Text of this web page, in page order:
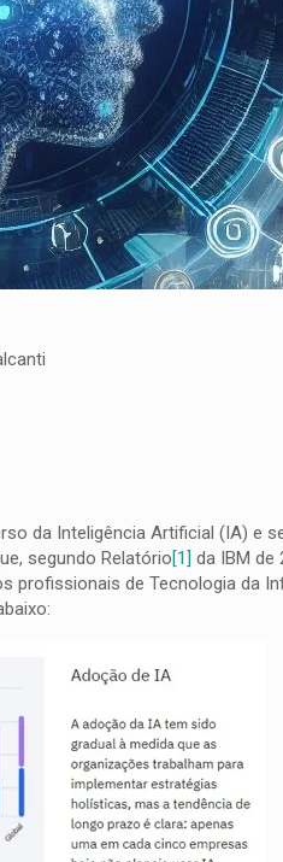
da Inteligência Artificial (IA) e
segundo Relatório[1] da IBM de
profissionais de Tecnologia da